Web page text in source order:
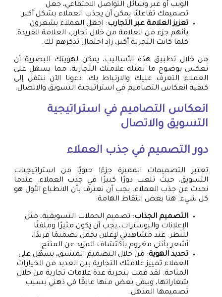
الويب أو عبر وسائل التواصل الاجتماعي، جعل
تصميمك تفاعليًا يمكن أن يجذب العملاء بشكل أكبر.
تعزيز العلامة عبر التجارب: اجعل العملاء يشعرون
بأنهم جزء من العلامة من خلال تجارب العلامة الفريدة.
كلما كانت التجربة أكبر، زاد احتمال تذكرهم لك.
من خلال تطبيق هذه الأساليب، يمكن لهويتك البصرية أن
تعكس بوضوح ما تمثله علامتك التجارية، مما يسهل على
العملاء التعرف عليك والارتباط بك. دعونا الآن ننتقل إلى
كيفية انعكاس التصاميم في استراتيجية التسويق والاتصال.
انعكاس التصاميم في استراتيجية
التسويق والاتصال
دور التصميم في جذب العملاء
تعتبر التصميمات المميزة جزءًا حيويًا من استراتيجيات
التسويق، حيث تلعب دورًا كبيرًا في جذب العملاء. عندما
نحدث عن جذب العملاء، يجب أن نعترف بأن الانطباع الأول هو
كل شيء. هنا بعض النقاط الهامة:
التصميم الجذاب: تصميم الحملات التسويقية، مثل
الإعلانات والبوسترات، يجب أن يكون مثيرًا وملفتًا
للنظر. عند مشاهدتي لإعلان يحمل تصميمًا فريدًا،
أشعر بأنني مغروم باكتشاف المزيد عن المنتج.
تحديد الهوية: من خلال التصميم المتسق، يسهُل على
العملاء تمييز علامتك التجارية بين العديد من الخيارات
المتاحة. لقد قمت بتجربة عدة علامات تجارية من خلال
شعاراتها، ويبقى بعض منها عالقًا في ذهني بسبب
تصميمها المذهل.